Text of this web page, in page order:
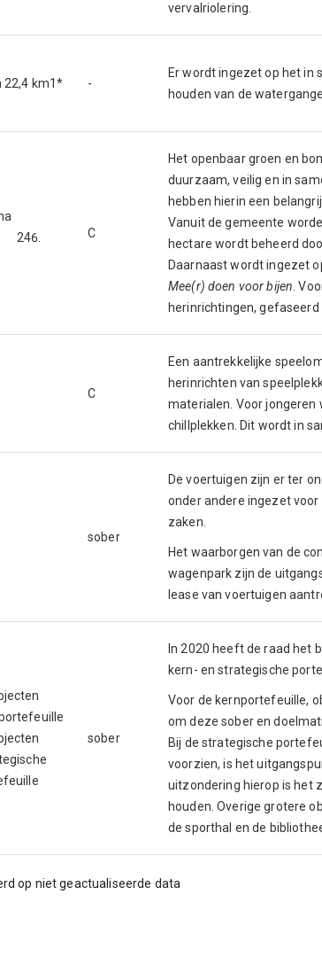
vervalriolering.
22,4 km1* -
Er wordt ingezet op het in
houden van de
C
Het openbaar groen en
duurzaam, veilig en in
hebben hierin een
Vanuit de gemeente
hectare wordt beheerd
Daarnaast wordt ingezet
Mee(r) doen voor bijen .
herinrichtingen,
C
Een aantrekkelijke
herinrichten van
materialen. Voor
chillplekken. Dit wordt in
sober
De voertuigen zijn er ter
onder andere ingezet
zaken.
Het waarborgen van de
wagenpark zijn de
lease van voertuigen
sober
In 2020 heeft de raad het
kern- en strategische
Voor de kernportefeuille,
om deze sober en
Bij de strategische
voorzien, is het
uitzondering hierop is het
houden. Overige grotere
de sporthal en de
op niet geactualiseerde data